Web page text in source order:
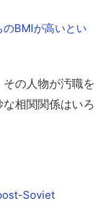
BMIが高いとい
の人物が汚職を
相関関係はいろ
Soviet